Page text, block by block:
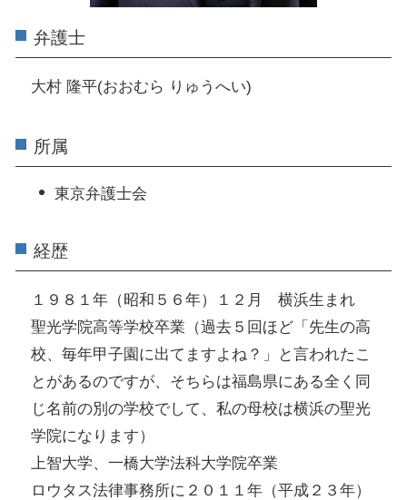
弁護士
大村 隆平(おおむら りゅうへい)
所属
東京弁護士会
経歴
１９８１年（昭和５６年）１２月 横浜生まれ
聖光学院高等学校卒業（過去５回ほど「先生の高
校、毎年甲子園に出てますよね？」と言われたこ
とがあるのですが、そちらは福島県にある全く同
じ名前の別の学校でして、私の母校は横浜の聖光
学院になります）
上智大学、一橋大学法科大学院卒業
ロウタス法律事務所に２０１１年（平成２３年）